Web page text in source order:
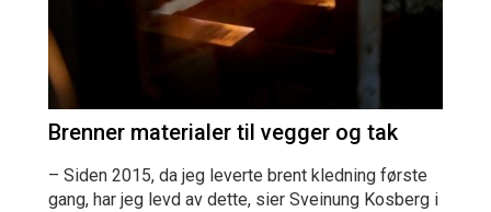
Brenner materialer til vegger og tak
– Siden 2015, da jeg leverte brent kledning første
gang, har jeg levd av dette, sier Sveinung Kosberg i